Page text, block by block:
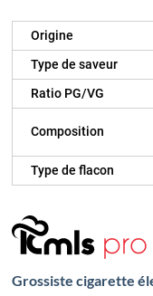
Origine
Type de saveur
Ratio PG/VG
Composition
Type de flacon
Grossiste cigarette